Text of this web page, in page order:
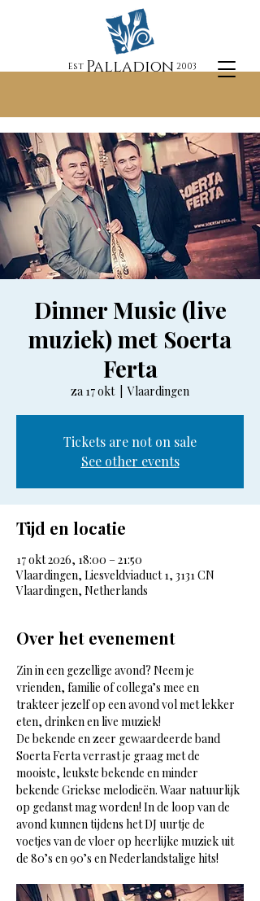
Est Palladion 2003
Dinner Music (live
muziek) met Soerta
Ferta
za 17 okt
  |
Vlaardingen
Tickets are not on sale
See other events
Tijd en locatie
17 okt 2026, 18:00 – 21:50
Vlaardingen, Liesveldviaduct 1, 3131 CN
Vlaardingen, Netherlands
Over het evenement
Zin in een gezellige avond? Neem je
vrienden, familie of collega’s mee en
trakteer jezelf op een avond vol met lekker
eten, drinken en live muziek!
De bekende en zeer gewaardeerde band
Soerta Ferta verrast je graag met de
mooiste, leukste bekende en minder
bekende Griekse melodieën. Waar natuurlijk
op gedanst mag worden! In de loop van de
avond kunnen tijdens het DJ uurtje de
voetjes van de vloer op heerlijke muziek uit
de 80’s en 90’s en Nederlandstalige hits!